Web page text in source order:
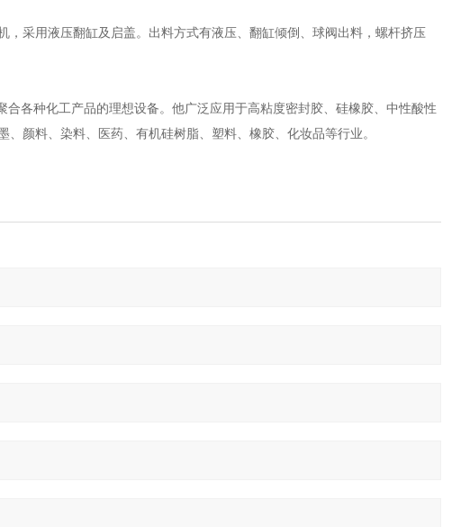
采用液压翻缸及启盖。出料方式有液压、翻缸倾倒、球阀出料，螺杆挤压
各种化工产品的理想设备。他广泛应用于高粘度密封胶、硅橡胶、中性酸性
颜料、染料、医药、有机硅树脂、塑料、橡胶、化妆品等行业。